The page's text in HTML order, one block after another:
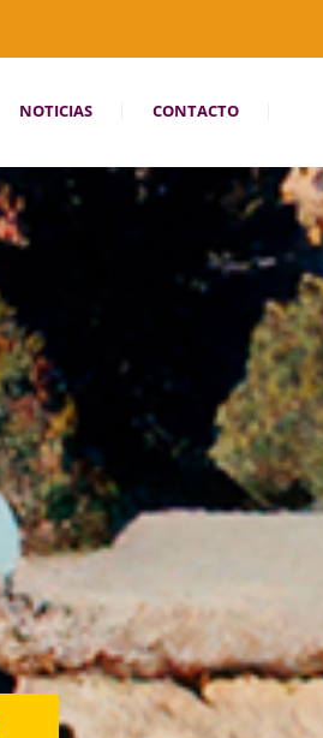
NOTICIAS CONTACTO